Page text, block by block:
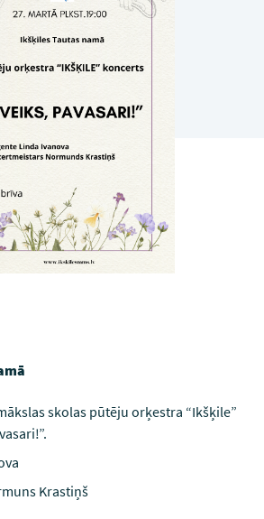
skolas pūtēju orķestra “Ikšķile”
Krastiņš